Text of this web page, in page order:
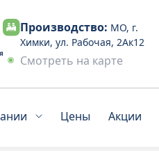
Производство: МО, г.
Химки, ул. Рабочая, 2Ак12
Смотреть на карте
Цены Акции